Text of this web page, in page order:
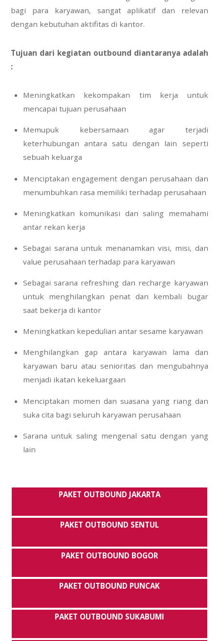
bagi para karyawan, sangat aplikatif dan relevan
dengan kebutuhan aktifitas di kantor.
Tujuan dari kegiatan outbound diantaranya adalah
:
Meningkatkan kekompakan tim kerja untuk
mencapai tujuan perusahaan
Memupuk kebersamaan agar terjadi
keterhubungan antara satu dengan lain seperti
sebuah keluarga
Menciptakan engagement dengan perusahaan dan
menumbuhkan rasa memiliki terhadap perusahaan
Meningkatkan komunikasi dan saling memahami
antar rekan kerja
Sebagai sarana untuk menanamkan visi, misi, dan
value perusahaan terhadap para karyawan
Sebagai sarana refreshing dan recharge karyawan
untuk menghilangkan penat dan kembali bugar
saat bekerja di kantor
Meningkatkan kepedulian antar sesame karyawan
Menghilangkan gap antara karyawan lama dan
karyawan baru atau senioritas dan mengubahnya
menjadi ikatan kekeluargaan
Menciptakan momen dan suasana yang riang dan
suka cita bagi seluruh karyawan perusahaan
Sarana untuk saling mengenal satu dengan yang
lain
PAKET OUTBOUND JAKARTA
PAKET OUTBOUND SENTUL
PAKET OUTBOUND BOGOR
PAKET OUTBOUND PUNCAK
PAKET OUTBOUND SUKABUMI